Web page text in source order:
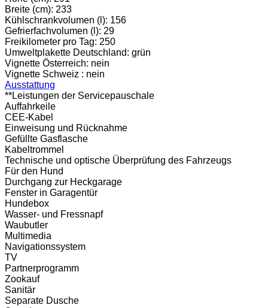
Breite (cm): 233
Kühlschrankvolumen (l): 156
Gefrierfachvolumen (l): 29
Freikilometer pro Tag: 250
Umweltplakette Deutschland: grün
Vignette Österreich: nein
Vignette Schweiz : nein
Ausstattung
**Leistungen der Servicepauschale
Auffahrkeile
CEE-Kabel
Einweisung und Rücknahme
Gefüllte Gasflasche
Kabeltrommel
Technische und optische Überprüfung des Fahrzeugs
Für den Hund
Durchgang zur Heckgarage
Fenster in Garagentür
Hundebox
Wasser- und Fressnapf
Waubutler
Multimedia
Navigationssystem
TV
Partnerprogramm
Zookauf
Sanitär
Separate Dusche